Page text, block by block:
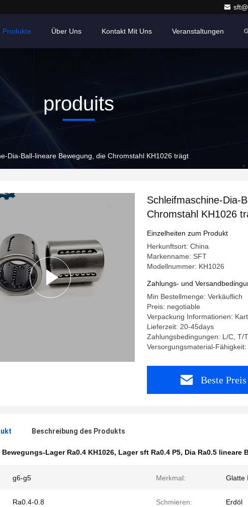
Produkte Über Uns Kontakt Mit Uns Veranstaltungen
produits
Dia-Ball-lineare Bewegung, die Chromstahl KH1026 trägt
Schleifmaschine-Dia-
Chromstahl KH1026
Einzelheiten zum Produkt
Herkunftsort: China
Markenname: SFT
Modellnummer: KH1026
Zahlungs- und
Min Bestellmenge: Verkäuflich
Preis: negotiable
Verpackung Informationen:
Lieferzeit: 20-45days
Zahlungsbedingungen: L/C, T/
Versorgungsmaterial-
Beste Preis
Beschreibung des Produkts
Bewegungs-Lager Ra0.4 KH1026, Lager sft Ra0.4 P5, Dia Ra0.5 lineare
g6-g5 Merkmal: Glatte
Ra0.4-0.8 Schmieren: Erdöl